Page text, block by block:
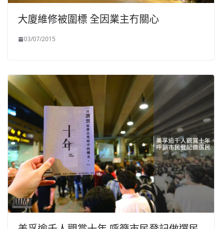
大廈維修被圍標 全因業主冇關心
03/07/2015